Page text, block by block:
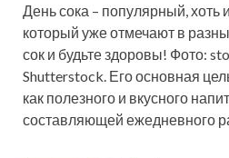
День сока – популярный, хоть
который уже отмечают в
сок и будьте здоровы! Фото:
Shutterstock. Его основная
как полезного и вкусного
составляющей ежедневного